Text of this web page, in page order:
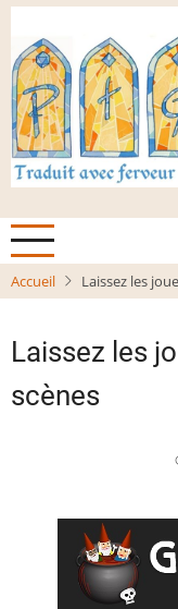
Aller
contenu
principal
Accueil Laissez les
Laissez les
scènes